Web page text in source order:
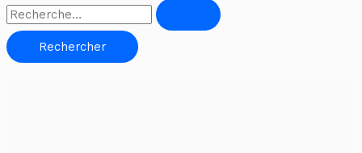
R
e
c